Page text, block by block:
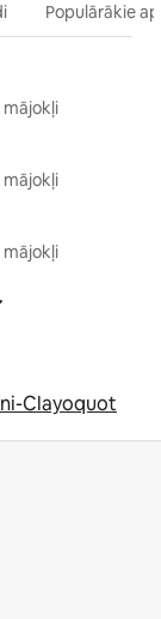
Populārākie
mājokļi
mājokļi
mājokļi
Clayoquot